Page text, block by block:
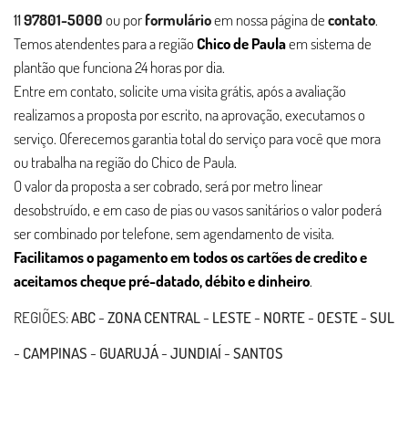
1197801-5000ou porformulárioem nossa página decontato.
Temos atendentes para a regiãoChico de Paulaem sistema de
plantão que funciona 24 horas por dia.
Entre em contato, solicite uma visita grátis, após a avaliação
realizamos a proposta por escrito, na aprovação, executamos o
serviço. Oferecemos garantia total do serviço para você que mora
ou trabalha na região do Chico de Paula.
O valor da proposta a ser cobrado, será por metro linear
desobstruído, e em caso de pias ou vasos sanitários o valor poderá
ser combinado por telefone, sem agendamento de visita.
Facilitamos o pagamento em todos os cartões de credito e
aceitamos cheque pré-datado, débito e dinheiro.
REGIÕES:ABC-ZONA CENTRAL- LESTE- NORTE- OESTE-SUL
- CAMPINAS- GUARUJÁ-JUNDIAÍ-SANTOS